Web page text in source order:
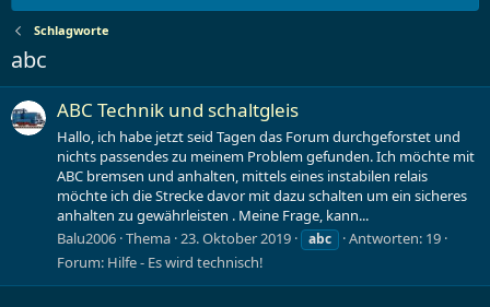
Schlagworte
abc
ABC Technik und schaltgleis
Hallo, ich habe jetzt seid Tagen das Forum durchgeforstet und
nichts passendes zu meinem Problem gefunden. Ich möchte mit
ABC bremsen und anhalten, mittels eines instabilen relais
möchte ich die Strecke davor mit dazu schalten um ein sicheres
anhalten zu gewährleisten . Meine Frage, kann...
Balu2006 Thema 23. Oktober 2019 abc
Antworten: 19
Forum: Hilfe - Es wird technisch!